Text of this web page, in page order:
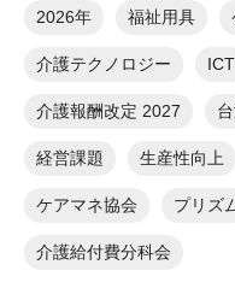
2026年 福祉用具
介護テクノロジー ICT
介護報酬改定 2027
経営課題 生産性向上
ケアマネ協会 プリズ
介護給付費分科会